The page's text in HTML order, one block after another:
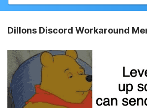
Dillons Discord Workaround